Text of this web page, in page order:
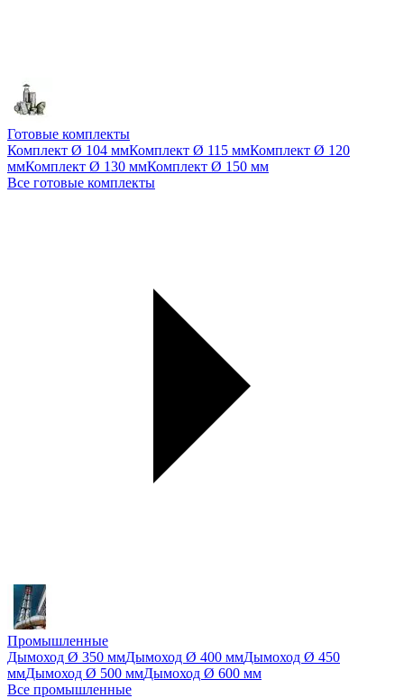
Готовые комплекты
Комплект Ø 104 ммКомплект Ø 115 ммКомплект Ø 120
ммКомплект Ø 130 ммКомплект Ø 150 мм
Все готовые комплекты
Промышленные
Дымоход Ø 350 ммДымоход Ø 400 ммДымоход Ø 450
ммДымоход Ø 500 ммДымоход Ø 600 мм
Все промышленные